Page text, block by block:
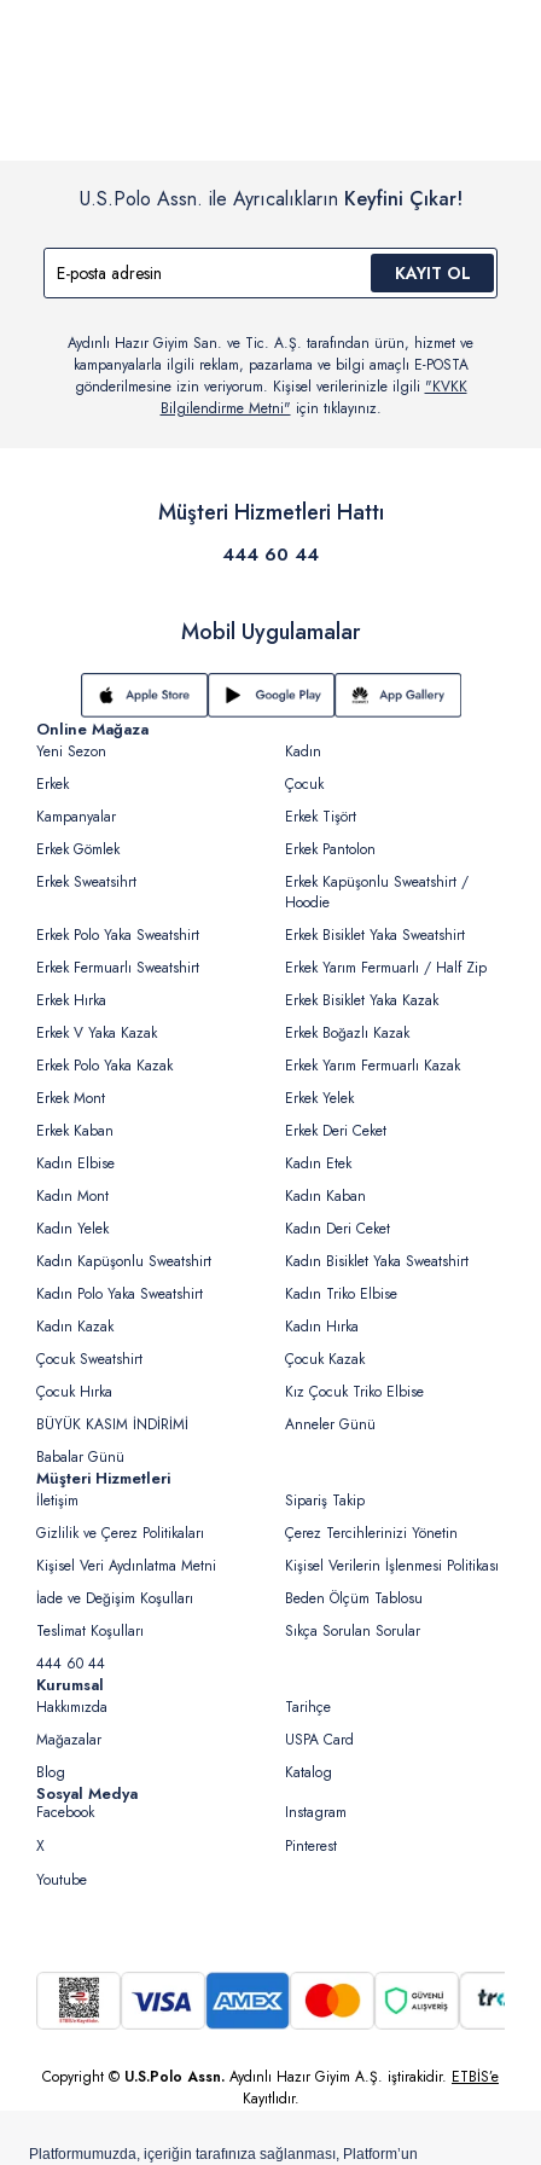
U.S.Polo Assn. ile Ayrıcalıkların Keyfini Çıkar!
KAYIT OL
Aydınlı Hazır Giyim San. ve Tic. A.Ş. tarafından ürün, hizmet ve
kampanyalarla ilgili reklam, pazarlama ve bilgi amaçlı E-POSTA
gönderilmesine izin veriyorum. Kişisel verilerinizle ilgili "KVKK
Bilgilendirme Metni" için tıklayınız.
Müşteri Hizmetleri Hattı
444 60 44
Mobil Uygulamalar
Online Mağaza
Yeni Sezon
Kadın
Erkek
Çocuk
Kampanyalar
Erkek Tişört
Erkek Gömlek
Erkek Pantolon
Erkek Sweatsihrt
Erkek Kapüşonlu Sweatshirt /
Hoodie
Erkek Polo Yaka Sweatshirt
Erkek Bisiklet Yaka Sweatshirt
Erkek Fermuarlı Sweatshirt
Erkek Yarım Fermuarlı / Half Zip
Erkek Hırka
Erkek Bisiklet Yaka Kazak
Erkek V Yaka Kazak
Erkek Boğazlı Kazak
Erkek Polo Yaka Kazak
Erkek Yarım Fermuarlı Kazak
Erkek Mont
Erkek Yelek
Erkek Kaban
Erkek Deri Ceket
Kadın Elbise
Kadın Etek
Kadın Mont
Kadın Kaban
Kadın Yelek
Kadın Deri Ceket
Kadın Kapüşonlu Sweatshirt
Kadın Bisiklet Yaka Sweatshirt
Kadın Polo Yaka Sweatshirt
Kadın Triko Elbise
Kadın Kazak
Kadın Hırka
Çocuk Sweatshirt
Çocuk Kazak
Çocuk Hırka
Kız Çocuk Triko Elbise
BÜYÜK KASIM İNDİRİMİ
Anneler Günü
Babalar Günü
Müşteri Hizmetleri
İletişim
Sipariş Takip
Gizlilik ve Çerez Politikaları
Çerez Tercihlerinizi Yönetin
Kişisel Veri Aydınlatma Metni
Kişisel Verilerin İşlenmesi Politikası
İade ve Değişim Koşulları
Beden Ölçüm Tablosu
Teslimat Koşulları
Sıkça Sorulan Sorular
444 60 44
Kurumsal
Hakkımızda
Tarihçe
Mağazalar
USPA Card
Blog
Katalog
Sosyal Medya
Facebook
Instagram
X
Pinterest
Youtube
Copyright © U.S.Polo Assn. Aydınlı Hazır Giyim A.Ş. iştirakidir. ETBİS’e
Kayıtlıdır.